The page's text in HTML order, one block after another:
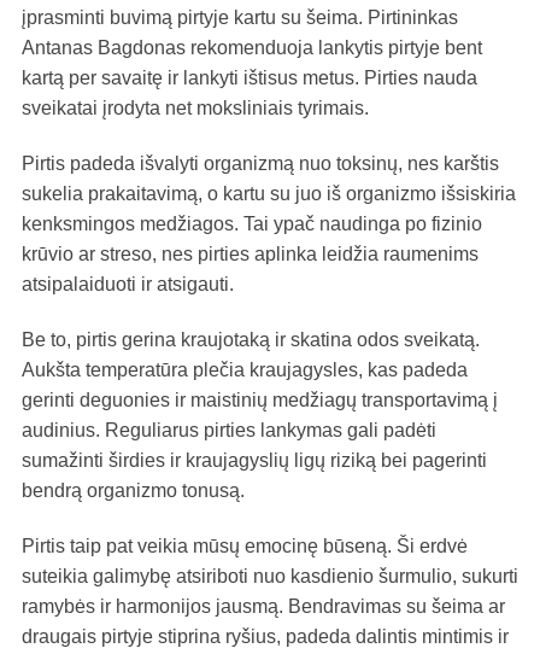
įprasminti buvimą pirtyje kartu su šeima. Pirtininkas
Antanas Bagdonas rekomenduoja lankytis pirtyje bent
kartą per savaitę ir lankyti ištisus metus. Pirties nauda
sveikatai įrodyta net moksliniais tyrimais.
Pirtis padeda išvalyti organizmą nuo toksinų, nes karštis
sukelia prakaitavimą, o kartu su juo iš organizmo išsiskiria
kenksmingos medžiagos. Tai ypač naudinga po fizinio
krūvio ar streso, nes pirties aplinka leidžia raumenims
atsipalaiduoti ir atsigauti.
Be to, pirtis gerina kraujotaką ir skatina odos sveikatą.
Aukšta temperatūra plečia kraujagysles, kas padeda
gerinti deguonies ir maistinių medžiagų transportavimą į
audinius. Reguliarus pirties lankymas gali padėti
sumažinti širdies ir kraujagyslių ligų riziką bei pagerinti
bendrą organizmo tonusą.
Pirtis taip pat veikia mūsų emocinę būseną. Ši erdvė
suteikia galimybę atsiriboti nuo kasdienio šurmulio, sukurti
ramybės ir harmonijos jausmą. Bendravimas su šeima ar
draugais pirtyje stiprina ryšius, padeda dalintis mintimis ir